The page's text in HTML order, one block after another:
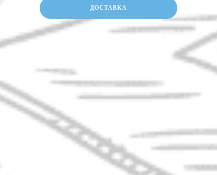
ДОСТАВКА